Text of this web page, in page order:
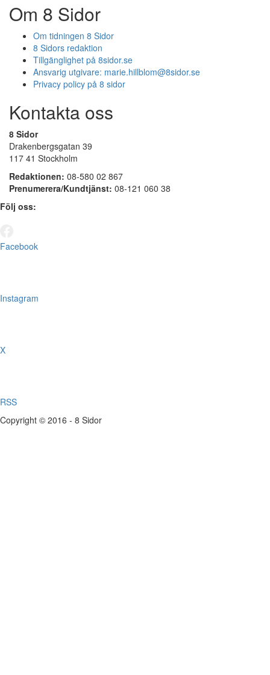
Om 8 Sidor
Om tidningen 8 Sidor
8 Sidors redaktion
Tillgänglighet på 8sidor.se
Ansvarig utgivare: marie.hillblom@8sidor.se
Privacy policy på 8 sidor
Kontakta oss
8 Sidor
Drakenbergsgatan 39
117 41 Stockholm
Redaktionen: 08-580 02 867
Prenumerera/Kundtjänst: 08-121 060 38
Följ oss:
Facebook
Instagram
X
RSS
Copyright © 2016 - 8 Sidor